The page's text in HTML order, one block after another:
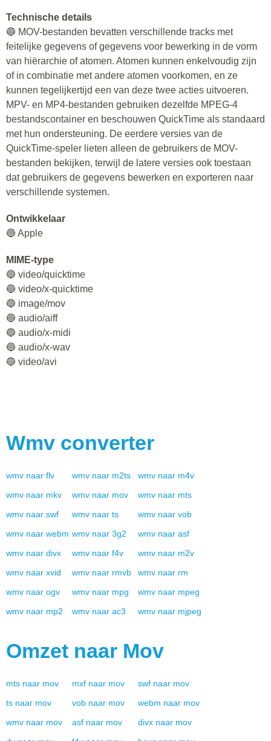
Technische details
🔵 MOV-bestanden bevatten verschillende tracks met
feitelijke gegevens of gegevens voor bewerking in de vorm
van hiërarchie of atomen. Atomen kunnen enkelvoudig zijn
of in combinatie met andere atomen voorkomen, en ze
kunnen tegelijkertijd een van deze twee acties uitvoeren.
MPV- en MP4-bestanden gebruiken dezelfde MPEG-4
bestandscontainer en beschouwen QuickTime als standaard
met hun ondersteuning. De eerdere versies van de
QuickTime-speler lieten alleen de gebruikers de MOV-
bestanden bekijken, terwijl de latere versies ook toestaan
dat gebruikers de gegevens bewerken en exporteren naar
verschillende systemen.
Ontwikkelaar
🔵 Apple
MIME-type
🔵 video/quicktime
🔵 video/x-quicktime
🔵 image/mov
🔵 audio/aiff
🔵 audio/x-midi
🔵 audio/x-wav
🔵 video/avi
Wmv converter
wmv naar flv wmv naar m2ts wmv naar m4v
wmv naar mkv wmv naar mov wmv naar mts
wmv naar swf wmv naar ts wmv naar vob
wmv naar webm wmv naar 3g2 wmv naar asf
wmv naar divx wmv naar f4v wmv naar m2v
wmv naar xvid wmv naar rmvb wmv naar rm
wmv naar ogv wmv naar mpg wmv naar mpeg
wmv naar mp2 wmv naar ac3 wmv naar mjpeg
Omzet naar Mov
mts naar mov mxf naar mov swf naar mov
ts naar mov vob naar mov webm naar mov
wmv naar mov asf naar mov divx naar mov